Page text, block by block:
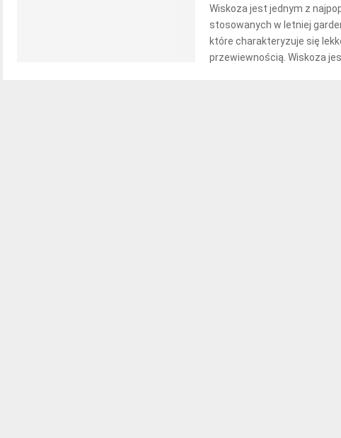
Wiskoza jest jednym z
stosowanych w letniej
które charakteryzuje się
przewiewnością. Wiskoza